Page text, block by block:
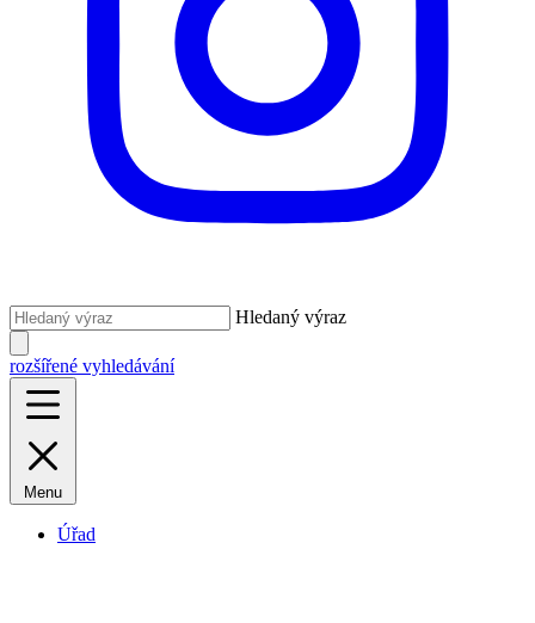
Hledaný výraz
rozšířené vyhledávání
Menu
Úřad